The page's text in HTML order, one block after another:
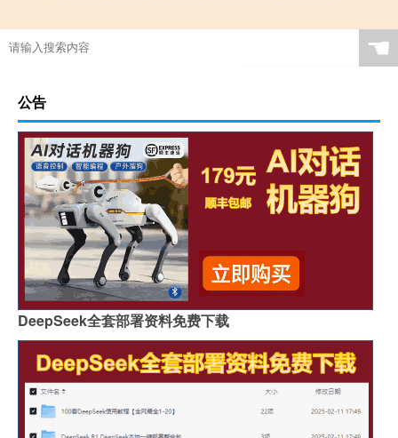
☚
公告
DeepSeek全套部署资料免费下载